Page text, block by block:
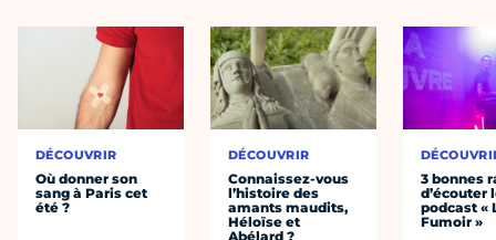
DÉCOUVRIR
Où donner son
sang à Paris cet
été ?
DÉCOUVRIR
Connaissez-vous
l’histoire des
amants maudits,
Héloïse et
Abélard ?
3 bonnes
d’écouter
podcast «
Fumoir »